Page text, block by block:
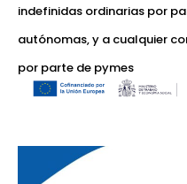
indefinidas ordinarias por
autónomas, y a cualquier
por parte de pymes